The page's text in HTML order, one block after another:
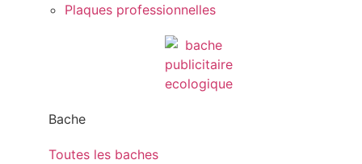
Plaques professionnelles
Bache
Toutes les baches